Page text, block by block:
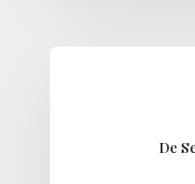
De